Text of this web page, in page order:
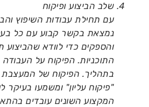
שלב הביצוע ופיקוח
עם תחילת עבודות השיפוץ
נמצאת בקשר קבוע עם כל
והספקים כדי לוודא שהביצוע
התוכניות. הפיקוח על
בתהליך. הפיקוח של
"פיקוח עליון" ומשמעו בעיקר
המקצוע השונים עובדים